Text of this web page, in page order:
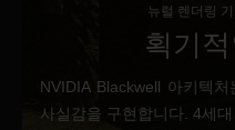
뉴럴 렌더링
획기
NVIDIA Blackwell 아키텍
사실감을 구현합니다. 4세